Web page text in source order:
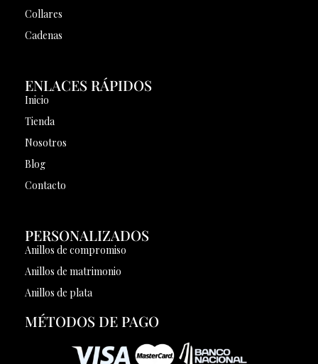
Collares
Cadenas
ENLACES RÁPIDOS
Inicio
Tienda
Nosotros
Blog
Contacto
PERSONALIZADOS
Anillos de compromiso
Anillos de matrimonio
Anillos de plata
MÉTODOS DE PAGO